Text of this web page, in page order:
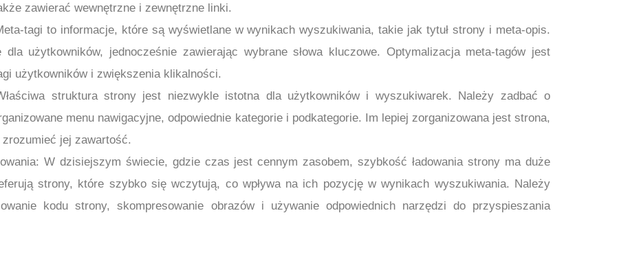
zawierać wewnętrzne i zewnętrzne linki.
tagi to informacje, które są wyświetlane w wynikach wyszukiwania, takie jak tytuł strony i meta-opis.
użytkowników, jednocześnie zawierając wybrane słowa kluczowe. Optymalizacja meta-tagów jest
użytkowników i zwiększenia klikalności.
struktura strony jest niezwykle istotna dla użytkowników i wyszukiwarek. Należy zadbać o
menu nawigacyjne, odpowiednie kategorie i podkategorie. Im lepiej zorganizowana jest strona,
jej zawartość.
W dzisiejszym świecie, gdzie czas jest cennym zasobem, szybkość ładowania strony ma duże
strony, które szybko się wczytują, co wpływa na ich pozycję w wynikach wyszukiwania. Należy
kodu strony, skompresowanie obrazów i używanie odpowiednich narzędzi do przyspieszania